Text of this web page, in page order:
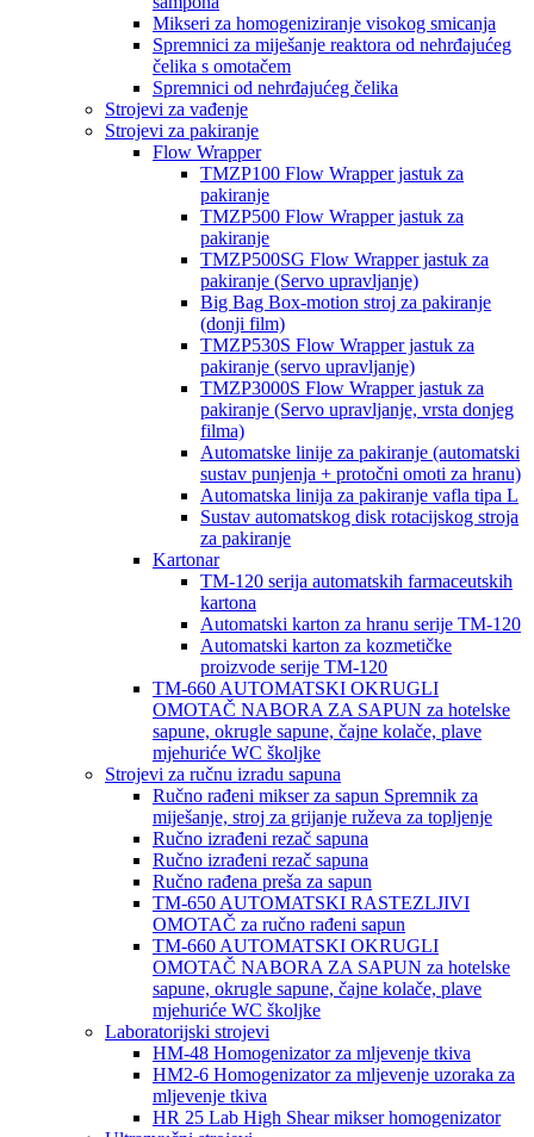
Mikseri za homogeniziranje visokog smicanja
Spremnici za miješanje reaktora od nehrđajućeg
čelika s omotačem
Spremnici od nehrđajućeg čelika
Strojevi za vađenje
Strojevi za pakiranje
Flow Wrapper
TMZP100 Flow Wrapper jastuk za
pakiranje
TMZP500 Flow Wrapper jastuk za
pakiranje
TMZP500SG Flow Wrapper jastuk za
pakiranje (Servo upravljanje)
Big Bag Box-motion stroj za pakiranje
(donji film)
TMZP530S Flow Wrapper jastuk za
pakiranje (servo upravljanje)
TMZP3000S Flow Wrapper jastuk za
pakiranje (Servo upravljanje, vrsta donjeg
filma)
Automatske linije za pakiranje (automatski
sustav punjenja + protočni omoti za hranu)
Automatska linija za pakiranje vafla tipa L
Sustav automatskog disk rotacijskog stroja
za pakiranje
Kartonar
TM-120 serija automatskih farmaceutskih
kartona
Automatski karton za hranu serije TM-120
Automatski karton za kozmetičke
proizvode serije TM-120
TM-660 AUTOMATSKI OKRUGLI
OMOTAČ NABORA ZA SAPUN za hotelske
sapune, okrugle sapune, čajne kolače, plave
mjehuriće WC školjke
Strojevi za ručnu izradu sapuna
Ručno rađeni mikser za sapun Spremnik za
miješanje, stroj za grijanje ruževa za topljenje
Ručno izrađeni rezač sapuna
Ručno izrađeni rezač sapuna
Ručno rađena preša za sapun
TM-650 AUTOMATSKI RASTEZLJIVI
OMOTAČ za ručno rađeni sapun
TM-660 AUTOMATSKI OKRUGLI
OMOTAČ NABORA ZA SAPUN za hotelske
sapune, okrugle sapune, čajne kolače, plave
mjehuriće WC školjke
Laboratorijski strojevi
HM-48 Homogenizator za mljevenje tkiva
HM2-6 Homogenizator za mljevenje uzoraka za
mljevenje tkiva
HR 25 Lab High Shear mikser homogenizator